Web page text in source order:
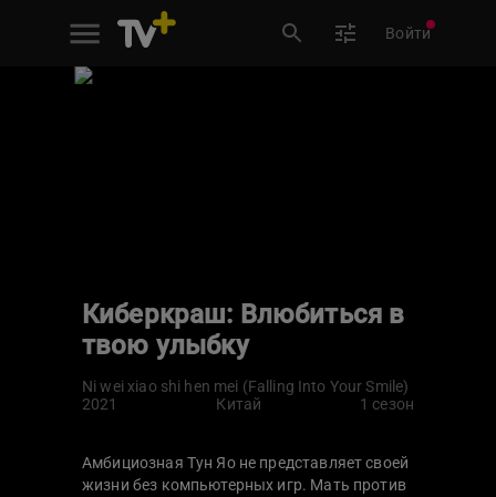
Войти
Киберкраш: Влюбиться в
твою улыбку
Ni wei xiao shi hen mei (Falling Into Your Smile)
2021
Китай 1 сезон
Амбициозная Тун Яо не представляет своей
жизни без компьютерных игр. Мать против